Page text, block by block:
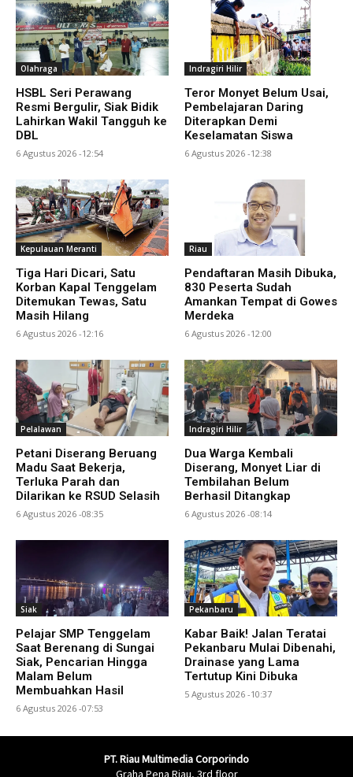
Olahraga
HSBL Seri Perawang
Resmi Bergulir, Siak Bidik
Lahirkan Wakil Tangguh ke
DBL
6 Agustus 2026 -12:54
Indragiri Hilir
Teror Monyet Belum Usai,
Pembelajaran Daring
Diterapkan Demi
Keselamatan Siswa
6 Agustus 2026 -12:38
Kepulauan Meranti
Tiga Hari Dicari, Satu
Korban Kapal Tenggelam
Ditemukan Tewas, Satu
Masih Hilang
6 Agustus 2026 -12:16
Riau
Pendaftaran Masih Dibuka,
830 Peserta Sudah
Amankan Tempat di Gowes
Merdeka
6 Agustus 2026 -12:00
Pelalawan
Petani Diserang Beruang
Madu Saat Bekerja,
Terluka Parah dan
Dilarikan ke RSUD Selasih
6 Agustus 2026 -08:35
Indragiri Hilir
Dua Warga Kembali
Diserang, Monyet Liar di
Tembilahan Belum
Berhasil Ditangkap
6 Agustus 2026 -08:14
Siak
Pelajar SMP Tenggelam
Saat Berenang di Sungai
Siak, Pencarian Hingga
Malam Belum
Membuahkan Hasil
6 Agustus 2026 -07:53
Pekanbaru
Kabar Baik! Jalan Teratai
Pekanbaru Mulai Dibenahi,
Drainase yang Lama
Tertutup Kini Dibuka
5 Agustus 2026 -10:37
PT. Riau Multimedia Corporindo
Graha Pena Riau, 3rd floor